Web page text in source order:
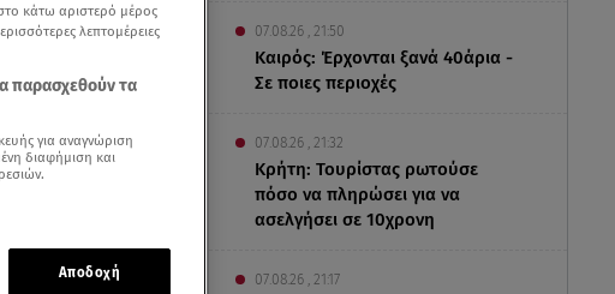
07.08.26 , 21:50
Καιρός: Έρχονται ξανά 40άρια -
Σε ποιες περιοχές
07.08.26 , 21:32
Κρήτη: Τουρίστας ρωτούσε
πόσο να πληρώσει για να
ασελγήσει σε 10χρονη
07.08.26 , 21:17
κάτω αριστερό μέρος
λεπτομέρειες
παρασχεθούν τα
για αναγνώριση
διαφήμιση και
Αποδοχή